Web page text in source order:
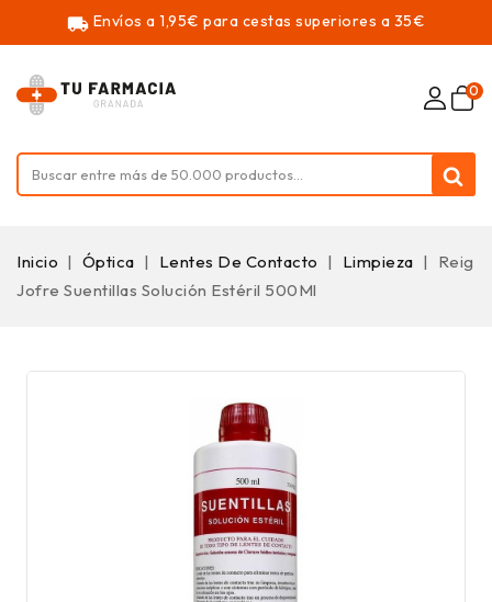
local_shipping Envíos a 1,95€ para cestas superiores a 35€
0
Inicio Óptica Lentes De Contacto Limpieza
Reig
Jofre Suentillas Solución Estéril 500Ml